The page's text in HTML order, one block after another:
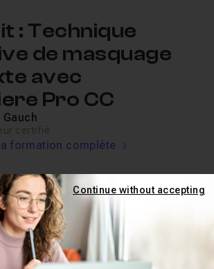
: Technique
de masquage
avec
Pro CC
Gauch
formation complète